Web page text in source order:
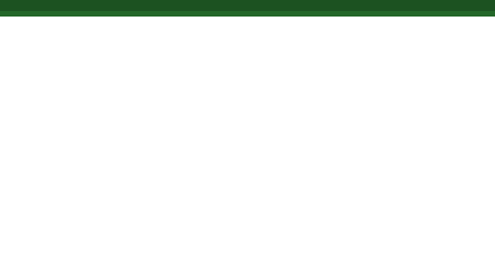
Skip to main content